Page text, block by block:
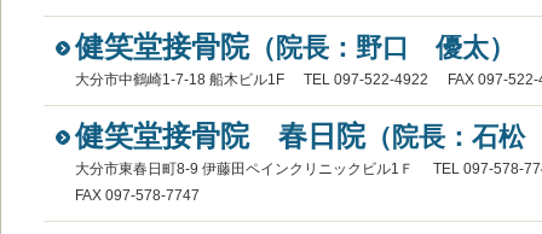
健笑堂接骨院（院長：野口 優太）
大分市中鶴崎1-7-18 船木ビル1F TEL 097-522-4922 FAX 097-
健笑堂接骨院 春日院（院長：石
大分市東春日町8-9 伊藤田ペインクリニックビル1Ｆ
TEL 097-578-
FAX 097-578-7747